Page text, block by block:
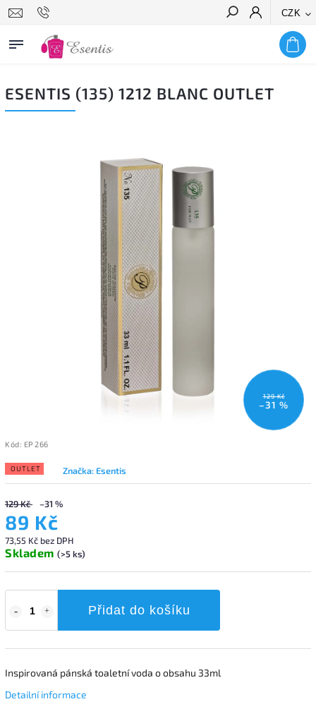
CZK
Hledat
ESENTIS (135) 1212 BLANC OUTLET
129 Kč
–31 %
Kód: EP 266
OUTLET Značka:Esentis
129 Kč –31 %
89 Kč
73,55 Kč bez DPH
Skladem (>5 ks)
Přidat do košíku
Inspirovaná pánská toaletní voda o obsahu 33ml
Detailní informace